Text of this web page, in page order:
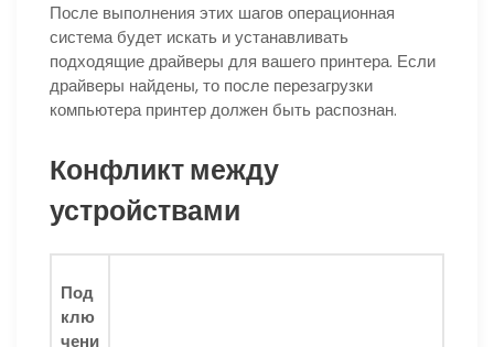
После выполнения этих шагов операционная
система будет искать и устанавливать
подходящие драйверы для вашего принтера. Если
драйверы найдены, то после перезагрузки
компьютера принтер должен быть распознан.
Конфликт между
устройствами
Под
клю
чени